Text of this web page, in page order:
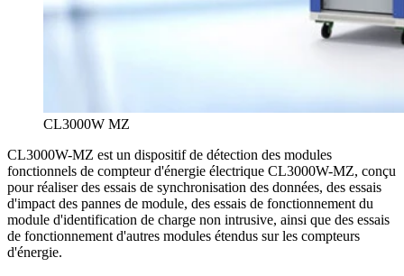
CL3000W MZ
CL3000W-MZ est un dispositif de détection des modules
fonctionnels de compteur d'énergie électrique CL3000W-MZ, conçu
pour réaliser des essais de synchronisation des données, des essais
d'impact des pannes de module, des essais de fonctionnement du
module d'identification de charge non intrusive, ainsi que des essais
de fonctionnement d'autres modules étendus sur les compteurs
d'énergie.